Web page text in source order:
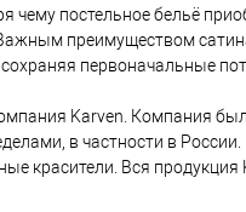
чему постельное бельё
преимуществом
первоначальные
Karven. Компания
в частности в
красители. Вся